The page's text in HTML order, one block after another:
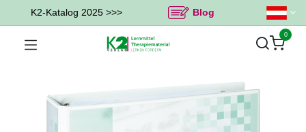
K2-Katalog 2025 >>> Blog
0